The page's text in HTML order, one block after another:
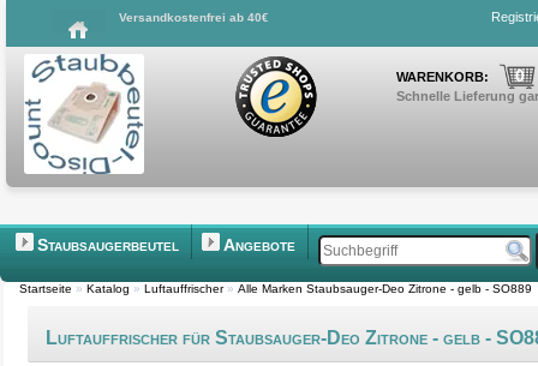
Versandkostenfrei ab 40€
WARENKORB: 0
Schnelle Lieferung
Staubsaugerbeutel Angebote
Startseite » Katalog » Luftauffrischer » Alle Marken Staubsauger-Deo Zitrone - gelb - SO889
Luftauffrischer für Staubsauger-Deo Zitrone - gelb -